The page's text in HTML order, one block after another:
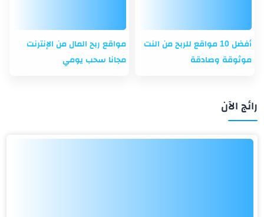
أفضل 10 مواقع للربح من النت
موثوقة وصادقة
مواقع ربح المال من الإنترنت
مجانا سحب يومي
رائج الآن